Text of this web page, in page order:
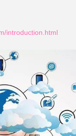
introduction.html